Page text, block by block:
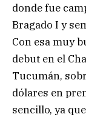
donde fue
Bragado I y
Con esa muy
debut en el
Tucumán,
dólares en
sencillo, ya